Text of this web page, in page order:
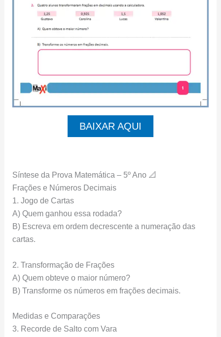
BAIXAR AQUI
Síntese da Prova Matemática – 5º Ano 📐
Frações e Números Decimais
1. Jogo de Cartas
A) Quem ganhou essa rodada?
B) Escreva em ordem decrescente a numeração das
cartas.
2. Transformação de Frações
A) Quem obteve o maior número?
B) Transforme os números em frações decimais.
Medidas e Comparações
3. Recorde de Salto com Vara